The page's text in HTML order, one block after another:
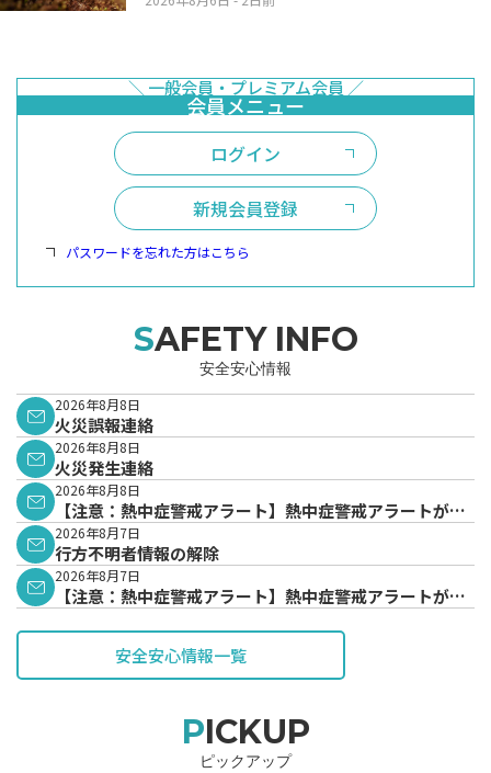
ログイン
新規会員登録
パスワードを忘れた方はこちら
SAFETY INFO
安全安心情報
2026年8月8日
火災誤報連絡
2026年8月8日
火災発生連絡
2026年8月8日
【注意：熱中症警戒アラート】熱中症警戒アラートが発
表されています。
2026年8月7日
行方不明者情報の解除
2026年8月7日
【注意：熱中症警戒アラート】熱中症警戒アラートが発
安全安心情報一覧
PICKUP
ピックアップ